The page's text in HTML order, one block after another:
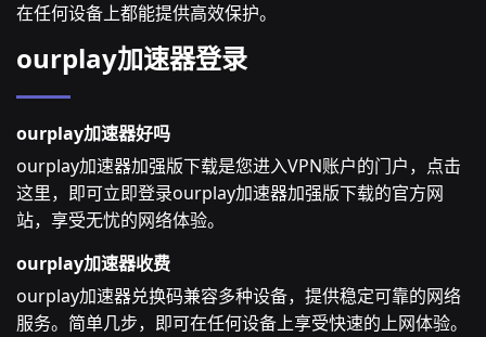
在任何设备上都能提供高效保护。
ourplay加速器登录
ourplay加速器好吗
ourplay加速器加强版下载是您进入VPN账户的门户，点击
这里，即可立即登录ourplay加速器加强版下载的官方网
站，享受无忧的网络体验。
ourplay加速器收费
ourplay加速器兑换码兼容多种设备，提供稳定可靠的网络
服务。简单几步，即可在任何设备上享受快速的上网体验。